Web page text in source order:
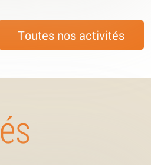
Toutes nos activités